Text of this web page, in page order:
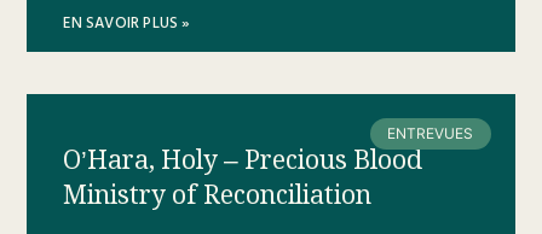
EN SAVOIR PLUS »
ENTREVUES
O’Hara, Holy – Precious Blood
Ministry of Reconciliation